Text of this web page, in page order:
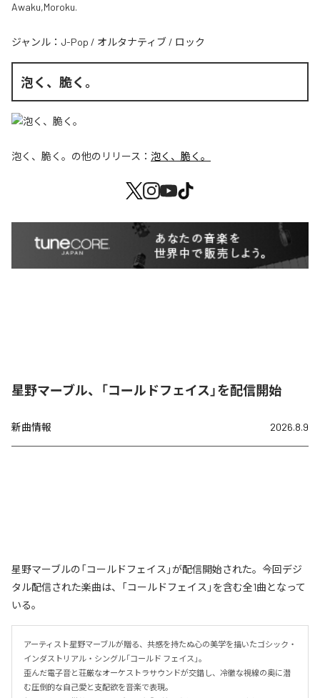
Awaku,Moroku.
ジャンル： J-Pop / オルタナティブ / ロック
泡く、脆く。
泡く、脆く。 の他のリリース： 泡く、脆く。
星野マーブル、「コールドフェイス」を配信開始
新曲情報 2026.8.9
星野マーブルの「コールドフェイス」が配信開始された。今回デジ
タル配信された楽曲は、「コールドフェイス」を含む全1曲となって
いる。
アーティスト星野マーブルが贈る、共感を持たぬ心の美学を描いたゴシック・
インダストリアル・シングル「コールド フェイス」。
歪んだ電子音と荘厳なオーケストラサウンドが交錯し、冷徹な視線の奥に潜
む圧倒的な自己愛と支配欲を音楽で表現。